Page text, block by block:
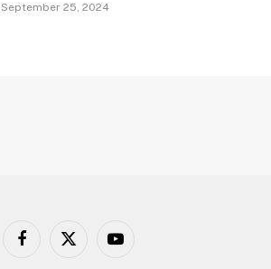
September 25, 2024
Facebook
X
YouTube